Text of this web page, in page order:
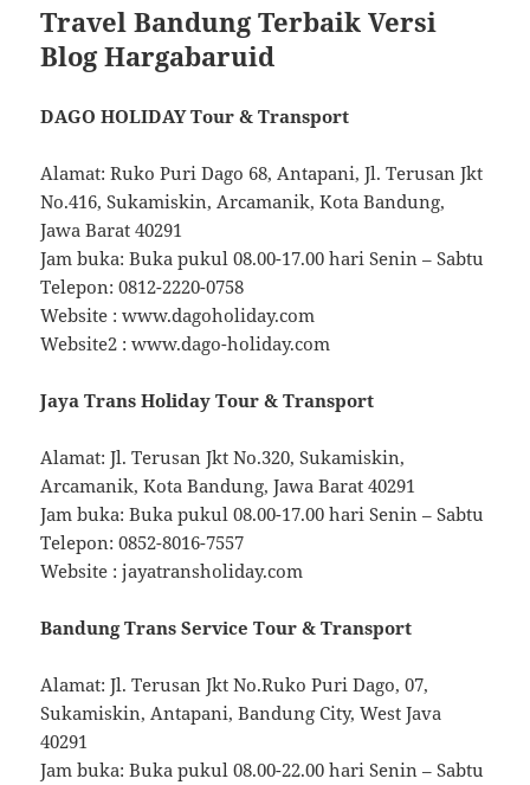
Travel Bandung Terbaik Versi
Blog Hargabaruid
DAGO HOLIDAY Tour & Transport
Alamat: Ruko Puri Dago 68, Antapani, Jl. Terusan Jkt
No.416, Sukamiskin, Arcamanik, Kota Bandung,
Jawa Barat 40291
Jam buka: Buka pukul 08.00-17.00 hari Senin – Sabtu
Telepon: 0812-2220-0758
Website : www.dagoholiday.com
Website2 : www.dago-holiday.com
Jaya Trans Holiday Tour & Transport
Alamat: Jl. Terusan Jkt No.320, Sukamiskin,
Arcamanik, Kota Bandung, Jawa Barat 40291
Jam buka: Buka pukul 08.00-17.00 hari Senin – Sabtu
Telepon: 0852-8016-7557
Website : jayatransholiday.com
Bandung Trans Service Tour & Transport
Alamat: Jl. Terusan Jkt No.Ruko Puri Dago, 07,
Sukamiskin, Antapani, Bandung City, West Java
40291
Jam buka: Buka pukul 08.00-22.00 hari Senin – Sabtu